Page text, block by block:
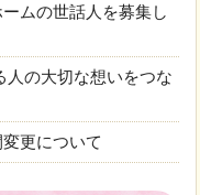
ムの世話人を募集し
人の大切な想いをつな
更について